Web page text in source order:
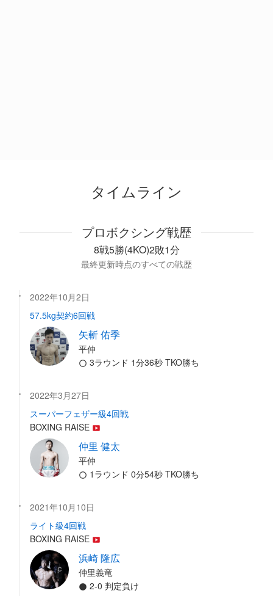
タイムライン
プロボクシング戦歴
8戦5勝(4KO)2敗1分
最終更新時点のすべての戦歴
2022年10月2日
57.5kg契約6回戦
矢斬 佑季
平仲
3ラウンド 1分36秒 TKO勝ち
2022年3月27日
スーパーフェザー級4回戦
BOXING RAISE
仲里 健太
平仲
1ラウンド 0分54秒 TKO勝ち
2021年10月10日
ライト級4回戦
BOXING RAISE
浜崎 隆広
仲里義竜
2-0 判定負け